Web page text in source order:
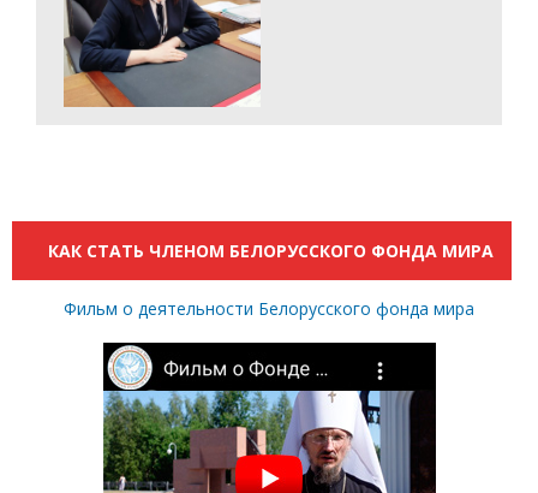
КАК СТАТЬ ЧЛЕНОМ БЕЛОРУССКОГО ФОНДА МИРА
Фильм о деятельности Белорусского фонда мира